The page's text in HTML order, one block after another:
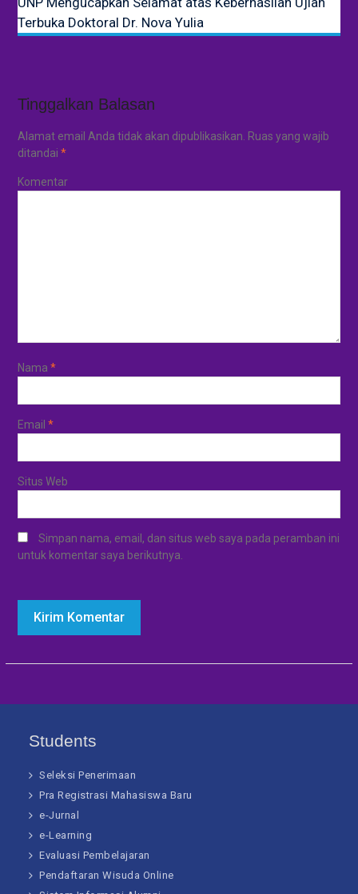
Terbuka Doktoral Dr. Nova Yulia
Tinggalkan Balasan
Alamat email Anda tidak akan dipublikasikan. Ruas yang wajib
ditandai *
Komentar
Nama *
Email *
Situs Web
Simpan nama, email, dan situs web saya pada peramban ini
untuk komentar saya berikutnya.
Students
Seleksi Penerimaan
Pra Registrasi Mahasiswa Baru
e-Jurnal
e-Learning
Evaluasi Pembelajaran
Pendaftaran Wisuda Online